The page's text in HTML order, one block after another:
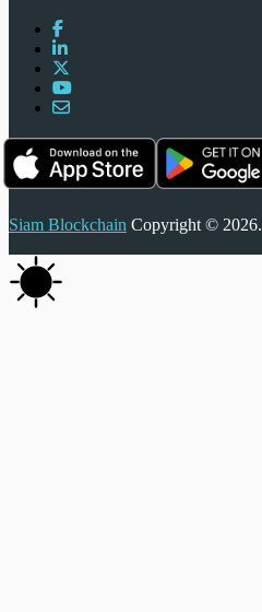
Siam Blockchain Copyright © 2026.